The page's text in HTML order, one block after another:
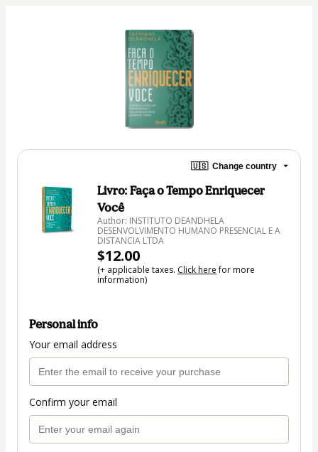
🇺🇸 Change country
Livro: Faça o Tempo Enriquecer
Você
Author: INSTITUTO DEANDHELA
DESENVOLVIMENTO HUMANO PRESENCIAL E A
DISTANCIA LTDA
$12.00
(+ applicable taxes. Click herefor more
information)
Personal info
Your email address
Confirm your email